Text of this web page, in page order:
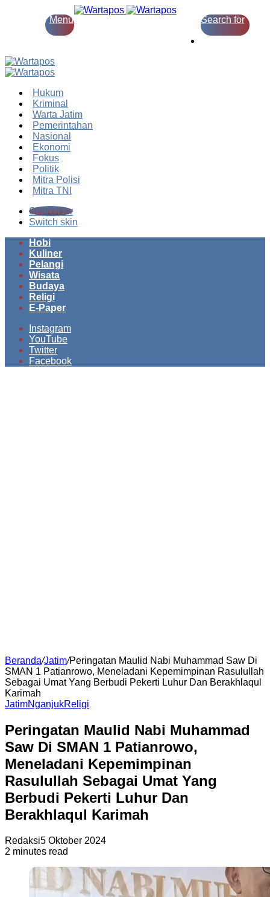
Menu Search for
Hukum
Kriminal
Warta Jatim
Pemerintahan
Nasional
Ekonomi
Fokus
Politik
Mitra Polisi
Mitra TNI
Search for
Switch skin
Hobi
Kuliner
Pelangi
Wisata
Budaya
Religi
E-Paper
Instagram
YouTube
Twitter
Facebook
Beranda/Jatim/Peringatan Maulid Nabi Muhammad Saw Di
SMAN 1 Patianrowo, Meneladani Kepemimpinan Rasulullah
Sebagai Umat Yang Berbudi Pekerti Luhur Dan Berakhlaqul
Karimah
JatimNganjukReligi
Peringatan Maulid Nabi Muhammad
Saw Di SMAN 1 Patianrowo,
Meneladani Kepemimpinan
Rasulullah Sebagai Umat Yang
Berbudi Pekerti Luhur Dan
Berakhlaqul Karimah
Redaksi5 Oktober 2024
2 minutes read